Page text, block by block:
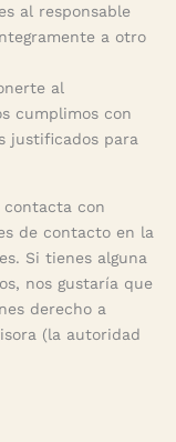
al responsable
a otro
al
cumplimos con
justificados para
contacta con
de contacto en la
Si tienes alguna
nos gustaría que
derecho a
(la autoridad